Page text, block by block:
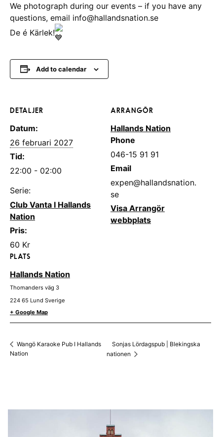
We photograph during our events – if you have any
questions, email info@hallandsnation.se
De é Kärlek!
Add to calendar
DETALJER
Datum:
26 februari 2027
Tid:
22:00 - 02:00
Serie:
Club Vanta I Hallands
Nation
Pris:
60 Kr
PLATS
Hallands Nation
Thomanders väg 3
224 65 Lund Sverige
+ Google Map
ARRANGÖR
Hallands Nation
Phone
046-15 91 91
Email
expen@hallandsnation.
se
Visa Arrangör
webbplats
Wangö Karaoke Pub I Hallands
Nation
Sonjas Lördagspub | Blekingska
nationen